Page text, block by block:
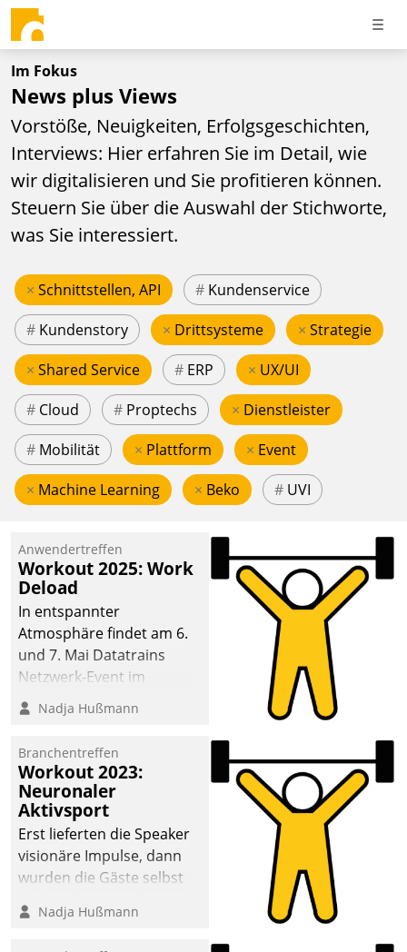
Im Fokus
News plus Views
Vorstöße, Neuigkeiten, Erfolgsgeschichten,
Interviews: Hier erfahren Sie im Detail, wie
wir digitalisieren und Sie profitieren können.
Steuern Sie über die Auswahl der Stichworte,
was Sie interessiert.
× Schnittstellen, API # Kundenservice
# Kundenstory × Drittsysteme × Strategie
× Shared Service # ERP × UX/UI
# Cloud # Proptechs × Dienstleister
# Mobilität × Plattform × Event
× Machine Learning × Beko # UVI
Anwendertreffen
Workout 2025: Work
Deload
In entspannter
Atmosphäre findet am 6.
und 7. Mai Datatrains
Netzwerk-Event im
Kunden- und Partnerkreis
statt. Zentrale Frage: Wie
Mammutprojekte
meistern und Workloads
wuppen – bei zunehmend
anspruchsvollen
Aufgaben und
abnehmendem
Nadja Hußmann
Branchentreffen
Workout 2023:
Neuronaler
Aktivsport
Erst lieferten die Speaker
visionäre Impulse, dann
wurden die Gäste selbst
methodisch
Nadja Hußmann